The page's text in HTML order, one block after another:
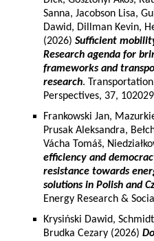
Sanna, Jacobson Lisa,
Dawid, Dillman Kevin,
(2026) Sufficient
Research agenda for
frameworks and
research.
Perspectives, 37,
Frankowski Jan,
Prusak Aleksandra,
Vácha Tomáš,
efficiency and
resistance towards
solutions in Polish and
Energy Research &
Krysiński Dawid,
Brudka Cezary (2026)